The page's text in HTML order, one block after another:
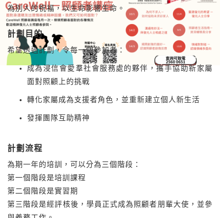
為別人的祝福，以生命影響生命。
計劃目的
希望透過計劃，令每一個參加者：
成為浸信會愛羣社會服務處的夥伴，攜手協助新家屬
面對照顧上的挑戰
轉化家屬成為支援者角色，並重新建立個人新生活
發揮團隊互助精神
計劃流程
為期一年的培訓，可以分為三個階段：
第一個階段是培訓課程
第二個階段是實習期
第三階段是經評核後，學員正式成為照顧者朋輩大使，並參